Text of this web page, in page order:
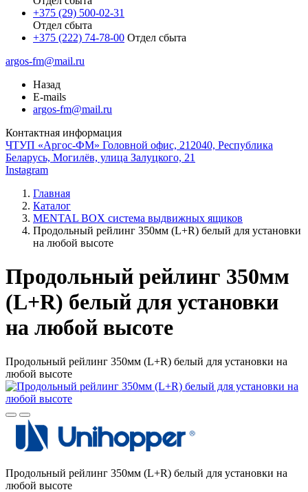
+375 (29) 500-02-31
Отдел сбыта
+375 (222) 74-78-00 Отдел сбыта
argos-fm@mail.ru
Назад
E-mails
argos-fm@mail.ru
Контактная информация
ЧТУП «Аргос-ФМ» Головной офис, 212040, Республика
Беларусь, Могилёв, улица Залуцкого, 21
Instagram
Главная
Каталог
MENTAL BOX система выдвижных ящиков
Продольный рейлинг 350мм (L+R) белый для установки
на любой высоте
Продольный рейлинг 350мм
(L+R) белый для установки
на любой высоте
Продольный рейлинг 350мм (L+R) белый для установки на
любой высоте
Продольный рейлинг 350мм (L+R) белый для установки на
любой высоте